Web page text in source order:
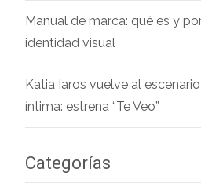
Manual de marca: qué es y
identidad visual
Katia Iaros vuelve al
íntima: estrena “Te Veo”
Categorías